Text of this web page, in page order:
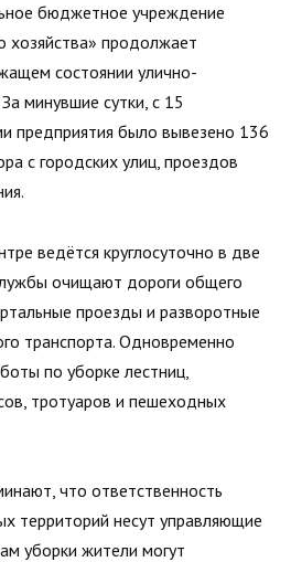
бюджетное учреждение
хозяйства» продолжает
состоянии улично-
минувшие сутки, с 15
предприятия было вывезено 136
с городских улиц, проездов
ведётся круглосуточно в две
очищают дороги общего
проезды и разворотные
транспорта. Одновременно
по уборке лестниц,
тротуаров и пешеходных
что ответственность
территорий несут управляющие
уборки жители могут